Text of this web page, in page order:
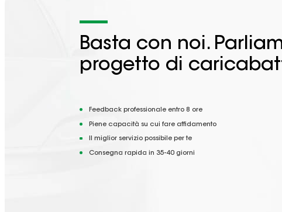
Basta con noi.
progetto di
Feedback professionale entro 8 ore
Piene capacità su cui fare affidamento
Il miglior servizio possibile per te
Consegna rapida in 35-40 giorni